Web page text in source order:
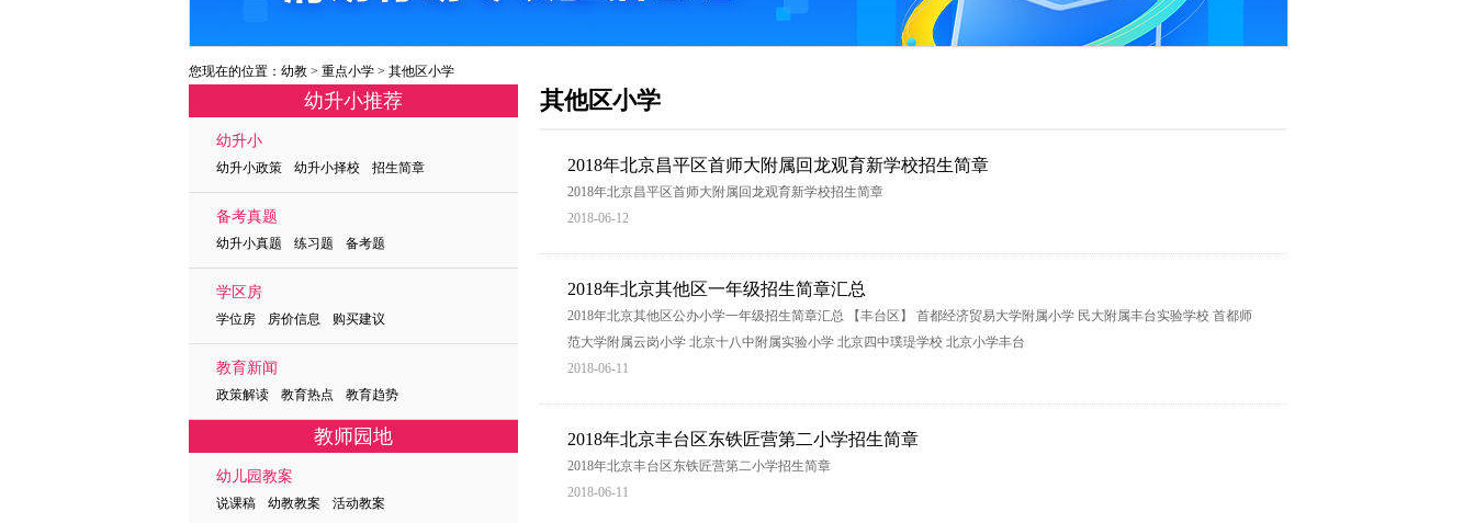
您现在的位置： 幼教 > 重点小学 > 其他区小学
幼升小推荐
幼升小
幼升小政策 幼升小择校 招生简章
备考真题
幼升小真题 练习题 备考题
学区房
学位房 房价信息 购买建议
教育新闻
政策解读 教育热点 教育趋势
教师园地
幼儿园教案
说课稿 幼教教案 活动教案
其他区小学
2018年北京昌平区首师大附属回龙观育新学校招生简章
2018年北京昌平区首师大附属回龙观育新学校招生简章
2018-06-12
2018年北京其他区一年级招生简章汇总
2018年北京其他区公办小学一年级招生简章汇总 【丰台区】 首都经济贸易大学附属小学 民大附属丰台实验学校 首都师
范大学附属云岗小学 北京十八中附属实验小学 北京四中璞瑅学校 北京小学丰台
2018-06-11
2018年北京丰台区东铁匠营第二小学招生简章
2018年北京丰台区东铁匠营第二小学招生简章
2018-06-11